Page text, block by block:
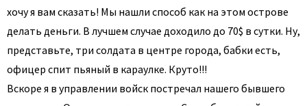
хочу я вам сказать! Мы нашли способ как на этом острове
делать деньги. В лучшем случае доходило до 70$ в сутки. Ну,
представьте, три солдата в центре города, бабки есть,
офицер спит пьяный в караулке. Круто!!!
Вскоре я в управлении войск постречал нашего бывшего